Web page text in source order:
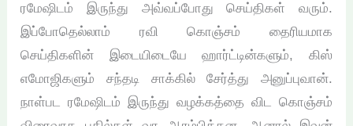
ரமேஷிடம் இருந்து அவ்வப்போது செய்திகள் வரும்.
இப்போதெல்லாம் ரவி கொஞ்சம் தைரியமாக
செய்திகளின் இடையிடையே ஹார்ட்டின்களும், கிஸ்
எமோஜிகளும் சந்தடி சாக்கில் சேர்த்து அனுப்புவான்.
நாள்பட ரமேஷிடம் இருந்து வழக்கத்தை விட கொஞ்சம்